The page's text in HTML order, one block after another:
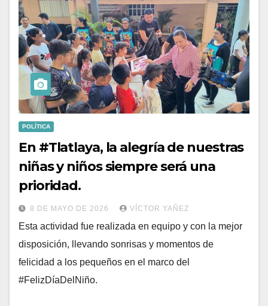
POLÍTICA
En #Tlatlaya, la alegría de nuestras
niñas y niños siempre será una
prioridad.
8 DE MAYO DE 2026 VÍCTOR YAÑEZ
Esta actividad fue realizada en equipo y con la mejor
disposición, llevando sonrisas y momentos de
felicidad a los pequeños en el marco del
#FelizDíaDelNiño.